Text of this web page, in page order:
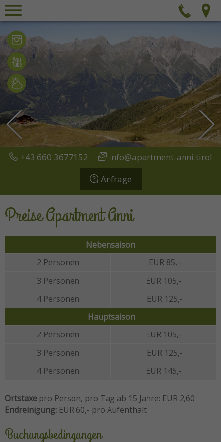
Menü
Bilder
Videos
Wetter
+43 660 3677152
info@apartment-anni.tirol
Anfrage
Preise Apartment Anni
Nebensaison
2 Personen
EUR 85,-
3 Personen
EUR 105,-
4 Personen
EUR 125,-
Hauptsaison
2 Personen
EUR 105,-
3 Personen
EUR 125,-
4 Personen
EUR 145,-
Ortstaxe pro Person, pro Tag ab 15 Jahre: EUR 2,60
Endreinigung: EUR 60,- pro Aufenthalt
Buchungsbedingungen